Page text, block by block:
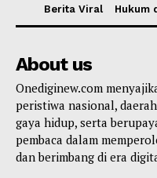
Berita Viral
Hukum
About us
Onediginew.com
peristiwa nasional,
gaya hidup, serta
pembaca dalam
dan berimbang di era